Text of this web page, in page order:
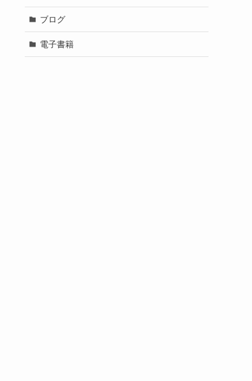
ブログ
電子書籍